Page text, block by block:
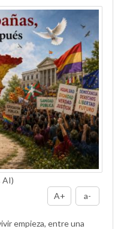
AI)
A+
a-
empieza, entre una